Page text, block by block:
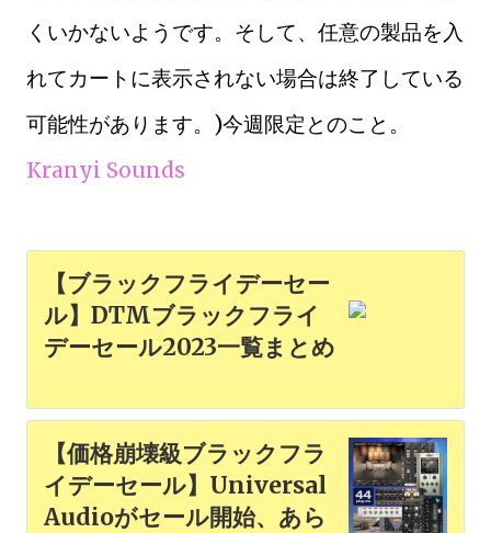
くいかないようです。そして、任意の製品を入
れてカートに表示されない場合は終了している
可能性があります。)今週限定とのこと。
Kranyi Sounds
【ブラックフライデーセー
ル】DTMブラックフライ
デーセール2023一覧まとめ
【価格崩壊級ブラックフラ
イデーセール】Universal
Audioがセール開始、あら